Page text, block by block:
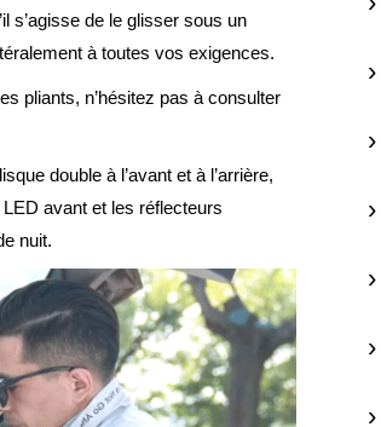
s’agisse de le glisser sous un
à toutes vos exigences.
pliants, n’hésitez pas à consulter
double à l’avant et à l’arrière,
avant et les réflecteurs
nuit.